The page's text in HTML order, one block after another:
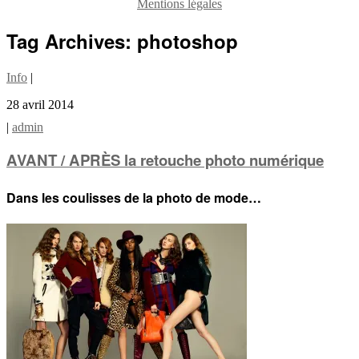
Mentions légales
Tag Archives: photoshop
Info |
28 avril 2014
| admin
AVANT / APRÈS la retouche photo numérique
Dans les coulisses de la photo de mode…